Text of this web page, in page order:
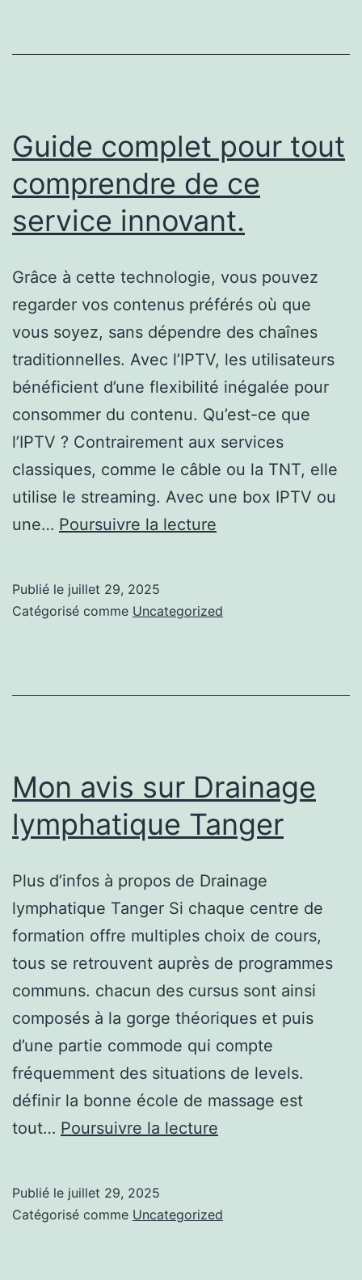
Guide complet pour tout
comprendre de ce
service innovant.
Grâce à cette technologie, vous pouvez
regarder vos contenus préférés où que
vous soyez, sans dépendre des chaînes
traditionnelles. Avec l’IPTV, les utilisateurs
bénéficient d’une flexibilité inégalée pour
consommer du contenu. Qu’est-ce que
l’IPTV ? Contrairement aux services
classiques, comme le câble ou la TNT, elle
utilise le streaming. Avec une box IPTV ou
une… Poursuivre la lecture
tout
Publié le juillet 29, 2025
Catégorisé comme Uncategorized
Mon avis sur Drainage
lymphatique Tanger
Plus d’infos à propos de Drainage
lymphatique Tanger Si chaque centre de
formation offre multiples choix de cours,
tous se retrouvent auprès de programmes
communs. chacun des cursus sont ainsi
composés à la gorge théoriques et puis
d’une partie commode qui compte
fréquemment des situations de levels.
définir la bonne école de massage est
tout… Poursuivre la lecture
Drainage
Publié le juillet 29, 2025
Catégorisé comme Uncategorized